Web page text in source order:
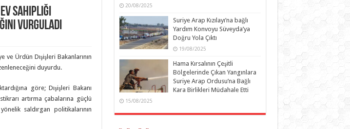
Sahipliği
Vurguladı
ve Ürdün Dışişleri Bakanlarının
duyurdu.
göre; Dışişleri Bakanı
artırma çabalarına güçlü
saldırgan politikalarının
20/08/2025
Suriye Arap Kızılayı’na bağlı
Yardım Konvoyu Süveyda’ya
Doğru Yola Çıktı
19/08/2025
Hama Kırsalının Çeşitli
Bölgelerinde Çıkan Yangınlara
Suriye Arap Ordusu’na Bağlı
Kara Birlikleri Müdahale Etti
15/08/2025